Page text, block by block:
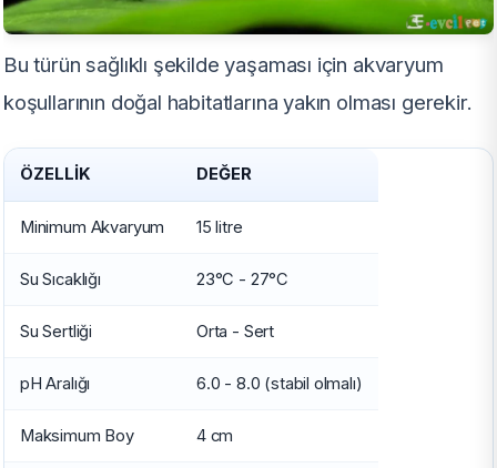
Bu türün sağlıklı şekilde yaşaması için akvaryum
koşullarının doğal habitatlarına yakın olması gerekir.
ÖZELLIK DEĞER
Minimum Akvaryum 15 litre
Su Sıcaklığı 23°C - 27°C
Su Sertliği Orta - Sert
pH Aralığı 6.0 - 8.0 (stabil olmalı)
Maksimum Boy 4 cm